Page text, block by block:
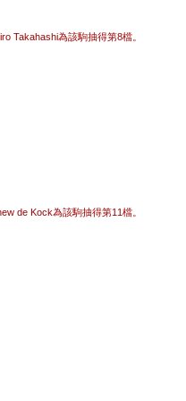
Takahashi為該駒抽得第8檔。
de Kock為該駒抽得第11檔。